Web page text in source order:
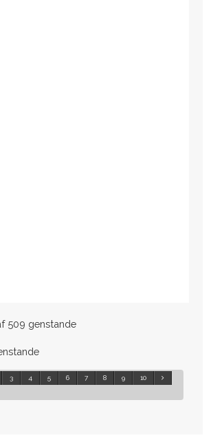
509 genstande
3 4 5 6 7 8 9 10